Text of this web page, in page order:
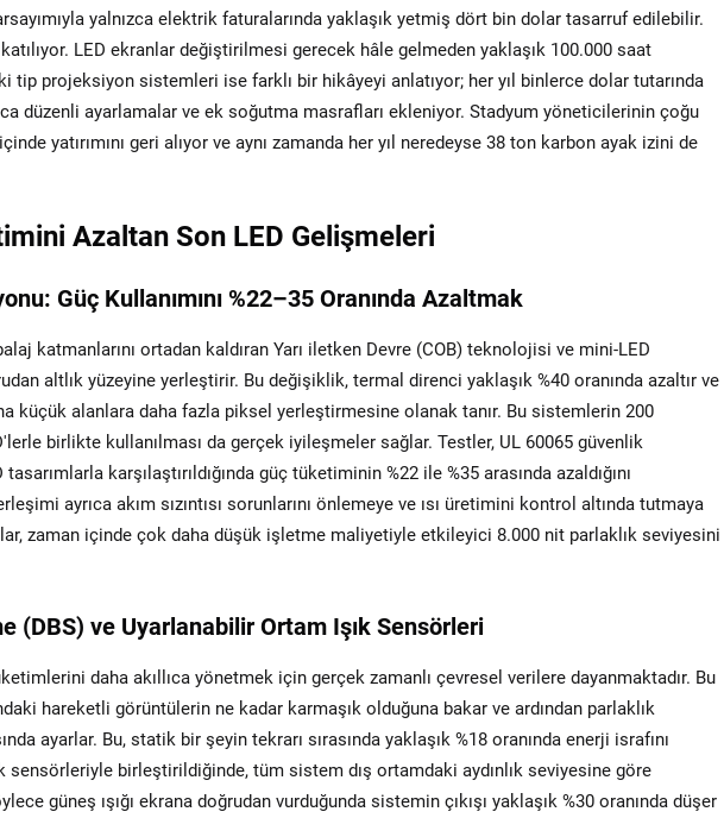
yalnızca elektrik faturalarında yaklaşık yetmiş dört bin dolar tasarruf edilebilir.
katılıyor. LED ekranlar değiştirilmesi gerecek hâle gelmeden yaklaşık 100.000 saat
tip projeksiyon sistemleri ise farklı bir hikâyeyi anlatıyor; her yıl binlerce dolar tutarında
düzenli ayarlamalar ve ek soğutma masrafları ekleniyor. Stadyum yöneticilerinin çoğu
yatırımını geri alıyor ve aynı zamanda her yıl neredeyse 38 ton karbon ayak izini de
Azaltan Son LED Gelişmeleri
Güç Kullanımını %22–35 Oranında Azaltmak
katmanlarını ortadan kaldıran Yarı iletken Devre (COB) teknolojisi ve mini-LED
altlık yüzeyine yerleştirir. Bu değişiklik, termal direnci yaklaşık %40 oranında azaltır ve
küçük alanlara daha fazla piksel yerleştirmesine olanak tanır. Bu sistemlerin 200
birlikte kullanılması da gerçek iyileşmeler sağlar. Testler, UL 60065 güvenlik
karşılaştırıldığında güç tüketiminin %22 ile %35 arasında azaldığını
ayrıca akım sızıntısı sorunlarını önlemeye ve ısı üretimini kontrol altında tutmaya
zaman içinde çok daha düşük işletme maliyetiyle etkileyici 8.000 nit parlaklık seviyesini
(DBS) ve Uyarlanabilir Ortam Işık Sensörleri
daha akıllıca yönetmek için gerçek zamanlı çevresel verilere dayanmaktadır. Bu
hareketli görüntülerin ne kadar karmaşık olduğuna bakar ve ardından parlaklık
ayarlar. Bu, statik bir şeyin tekrarı sırasında yaklaşık %18 oranında enerji israfını
sensörleriyle birleştirildiğinde, tüm sistem dış ortamdaki aydınlık seviyesine göre
güneş ışığı ekrana doğrudan vurduğunda sistemin çıkışı yaklaşık %30 oranında düşer